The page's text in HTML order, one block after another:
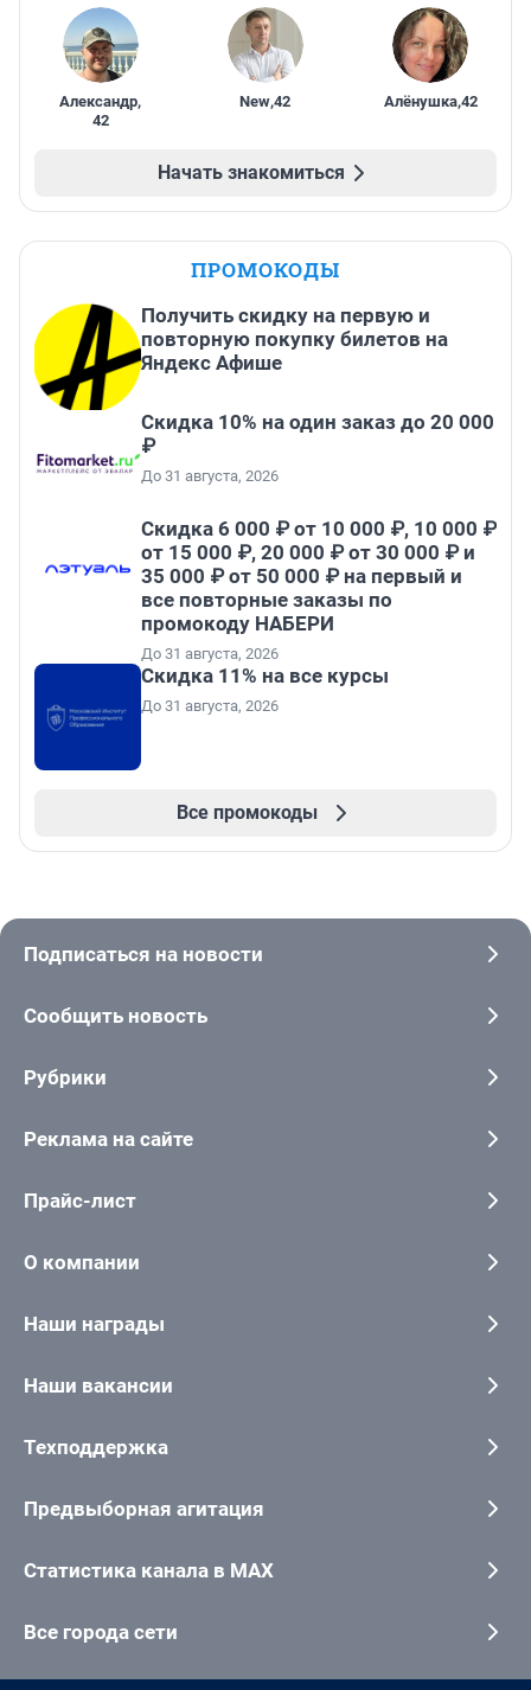
Александр,
42
New,42 Алёнушка,42
Начать знакомиться
ПРОМОКОДЫ
Получить скидку на первую и
повторную покупку билетов на
Яндекс Афише
Скидка 10% на один заказ до 20 000
₽
До 31 августа, 2026
Скидка 6 000 ₽ от 10 000 ₽, 10 000 ₽
от 15 000 ₽, 20 000 ₽ от 30 000 ₽ и
35 000 ₽ от 50 000 ₽ на первый и
все повторные заказы по
промокоду НАБЕРИ
До 31 августа, 2026
Скидка 11% на все курсы
До 31 августа, 2026
Все промокоды
Подписаться на новости
Сообщить новость
Рубрики
Реклама на сайте
Прайс-лист
О компании
Наши награды
Наши вакансии
Техподдержка
Предвыборная агитация
Статистика канала в MAX
Все города сети